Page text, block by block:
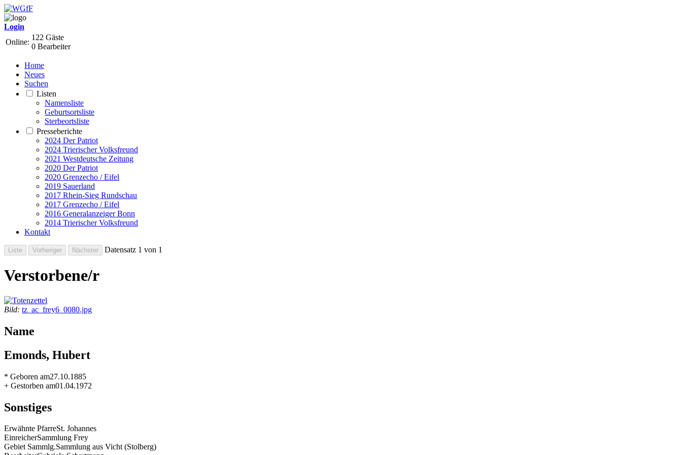
Login
Online:
122 Gäste
0 Bearbeiter
Home
Neues
Suchen
Listen
Namensliste
Geburtsortsliste
Sterbeortsliste
Presseberichte
2024 Der Patriot
2024 Trierischer Volksfreund
2021 Westdeutsche Zeitung
2020 Der Patriot
2020 Grenzecho / Eifel
2019 Sauerland
2017 Rhein-Sieg Rundschau
2017 Grenzecho / Eifel
2016 Generalanzeiger Bonn
2014 Trierischer Volksfreund
Kontakt
Datensatz 1 von 1
Verstorbene/r
Bild: tz_ac_frey6_0080.jpg
Name
Emonds, Hubert
* Geboren am27.10.1885
+ Gestorben am01.04.1972
Sonstiges
Erwähnte PfarreSt. Johannes
EinreicherSammlung Frey
Gebiet Sammlg.Sammlung aus Vicht (Stolberg)